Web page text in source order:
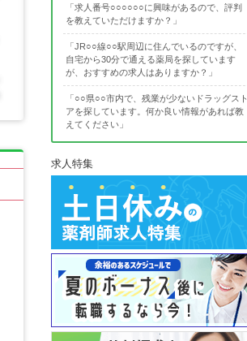
「求人番号○○○○○○に興味があるので、評判
を教えていただけますか？」
「JR○○線○○駅周辺に住んでいるのですが、
自宅から30分で通える薬局を探しています
が、おすすめの求人はありますか？」
「○○県○○市内で、残業が少ないドラッグスト
アを探しています。何か良い情報があれば教
えてください」
求人特集